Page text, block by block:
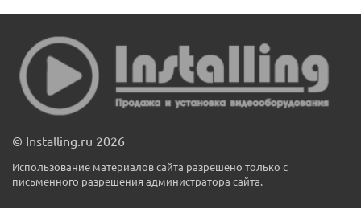
© Installing.ru 2026
Использование материалов сайта разрешено только с
письменного разрешения администратора сайта.